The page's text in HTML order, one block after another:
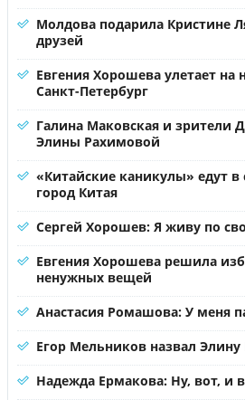
Молдова подарила Кристине
друзей
Евгения Хорошева улетает на
Санкт-Петербург
Галина Маковская и зрители
Элины Рахимовой
«Китайские каникулы» едут
город Китая
Сергей Хорошев: Я живу по
Евгения Хорошева решила
ненужных вещей
Анастасия Ромашова: У меня
Егор Мельников назвал
Надежда Ермакова: Ну, вот, и